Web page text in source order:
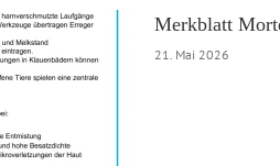
Merkblatt
21. Mai 2026